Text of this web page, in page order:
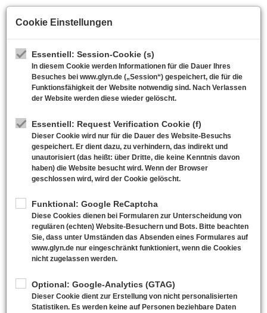
Skip
Neuigkeiten
Cookie Einstellungen
Essentiell: Session-Cookie (s)
In diesem Cookie werden Informationen für die Dauer Ihres
Besuches bei www.glyn.de („Session“) gespeichert, die für die
Funktionsfähigkeit der Website notwendig sind. Nach Verlassen
der Website werden diese wieder gelöscht.
Essentiell: Request Verification Cookie (f)
Dieser Cookie wird nur für die Dauer des Website-Besuchs
gespeichert. Er dient dazu, zu verhindern, das indirekt und
unautorisiert (das heißt: über Dritte, die keine Kenntnis davon
haben) die Website besucht wird. Wenn der Browser
geschlossen wird, wird der Cookie gelöscht.
Funktional: Google ReCaptcha
Diese Cookies dienen bei Formularen zur Unterscheidung von
regulären (echten) Website-Besuchern und Bots. Bitte beachten
Sie, dass unter Umständen das Absenden eines Formulares auf
www.glyn.de nur eingeschränkt funktioniert, wenn die Cookies
nicht zugelassen werden.
Optional: Google-Analytics (GTAG)
Dieser Cookie dient zur Erstellung von nicht personalisierten
Statistiken. Es werden keine auf Personen beziehbare Daten